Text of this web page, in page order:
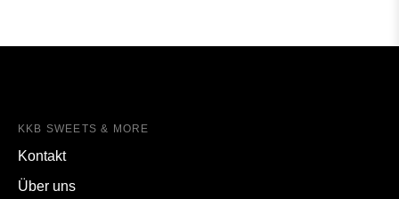
KKB SWEETS & MORE
Kontakt
Über uns